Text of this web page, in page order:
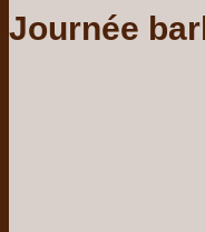
Journée